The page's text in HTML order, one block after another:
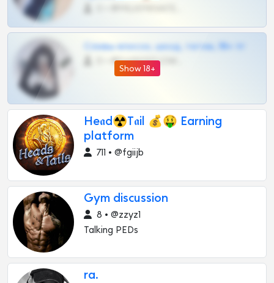
Show 18+
Сливы вписок, шкод, теток, 18+ тг
He𝖆d☢T𝖆il 💰🤑 Earning
platform
711 • @fgiijb
Gym discussion
8 • @zzyz1
Talking PEDs
ra.